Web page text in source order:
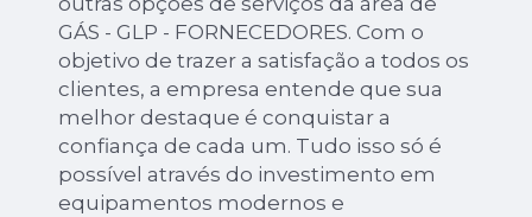
GÁS - GLP - FORNECEDORES. Com o
objetivo de trazer a satisfação a todos os
clientes, a empresa entende que sua
melhor destaque é conquistar a
confiança de cada um. Tudo isso só é
possível através do investimento em
equipamentos modernos e